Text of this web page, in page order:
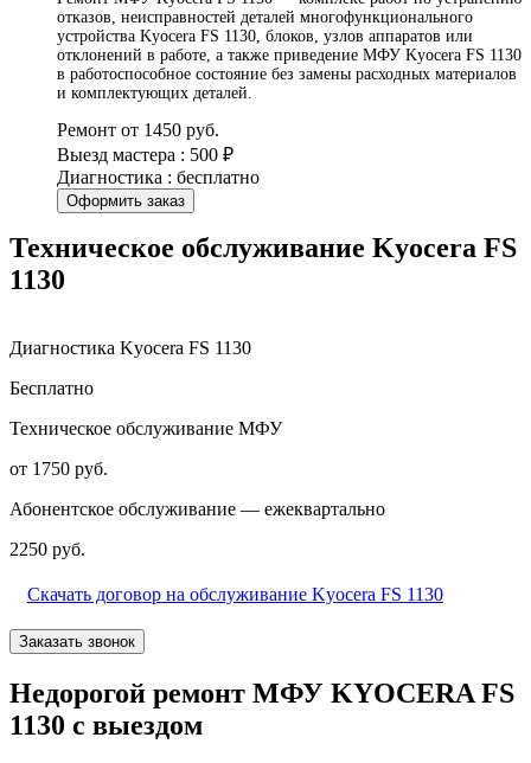
отказов, неисправностей деталей многофункционального
устройства Kyocera FS 1130, блоков, узлов аппаратов или
отклонений в работе, а также приведение МФУ Kyocera FS 1130
в работоспособное состояние без замены расходных материалов
и комплектующих деталей.
Ремонт от 1450 руб.
Выезд мастера : 500 ₽
Диагностика : бесплатно
Оформить заказ
Техническое обслуживание Kyocera FS
1130
Диагностика Kyocera FS 1130
Бесплатно
Техническое обслуживание МФУ
от 1750 руб.
Абонентское обслуживание — ежеквартально
2250 руб.
Скачать договор на обслуживание Kyocera FS 1130
Заказать звонок
Недорогой ремонт МФУ KYOCERA FS
1130 с выездом